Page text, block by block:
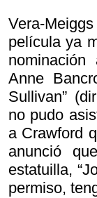
Vera-
película ya
nominación
Anne
Sullivan”
no pudo
a Crawford
anunció
estatuilla,
permiso,